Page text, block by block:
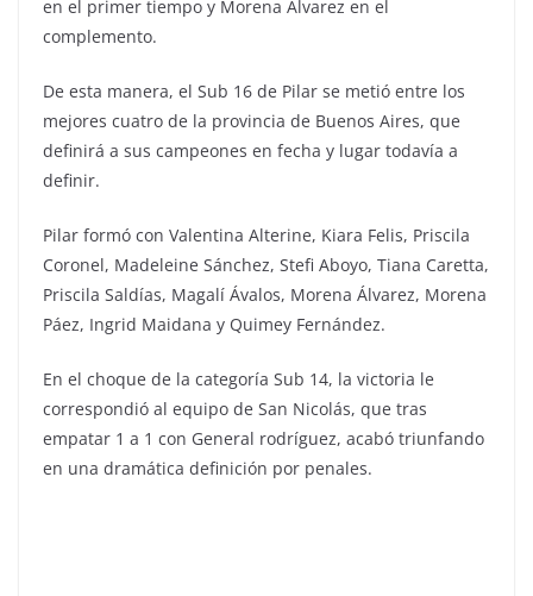
en el primer tiempo y Morena Álvarez en el
complemento.
De esta manera, el Sub 16 de Pilar se metió entre los
mejores cuatro de la provincia de Buenos Aires, que
definirá a sus campeones en fecha y lugar todavía a
definir.
Pilar formó con Valentina Alterine, Kiara Felis, Priscila
Coronel, Madeleine Sánchez, Stefi Aboyo, Tiana Caretta,
Priscila Saldías, Magalí Ávalos, Morena Álvarez, Morena
Páez, Ingrid Maidana y Quimey Fernández.
En el choque de la categoría Sub 14, la victoria le
correspondió al equipo de San Nicolás, que tras
empatar 1 a 1 con General rodríguez, acabó triunfando
en una dramática definición por penales.